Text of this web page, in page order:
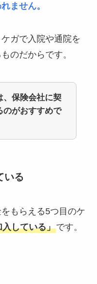
ません。
ガで入院や通院を
のだからです。
、保険会社に契
のがおすすめで
いる
もらえる5つ目のケ
している」です。